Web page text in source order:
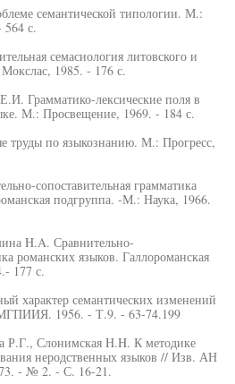
семантической типологии. М.:
с.
семасиология литовского и
1985. - 176 с.
Грамматико-лексические поля в
М.: Просвещение, 1969. - 184 с.
труды по языкознанию. М.: Прогресс,
сопоставительная грамматика
подгруппа. -М.: Наука, 1966.
H.A. Сравнительно-
романских языков. Галлороманская
177 с.
характер семантических изменений
1956. - Т.9. - 63-74.199
Р.Г., Слонимская H.H. К методике
неродственных языков // Изв. АН
- № 2. - С. 16-21.